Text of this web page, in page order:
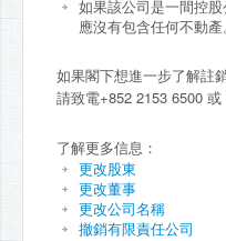
如果該公司是一間控
應沒有包含任何不動產。
如果閣下想進一步了解註
請致電+852 2153 6500
了解更多信息：
更改股東
更改董事
更改公司名稱
撤銷有限責任公司